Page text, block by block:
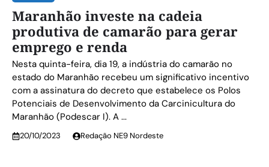
Maranhão investe na cadeia
produtiva de camarão para gerar
emprego e renda
Nesta quinta-feira, dia 19, a indústria do camarão no
estado do Maranhão recebeu um significativo incentivo
com a assinatura do decreto que estabelece os Polos
Potenciais de Desenvolvimento da Carcinicultura do
Maranhão (Podescar I). A ...
20/10/2023 Redação NE9 Nordeste